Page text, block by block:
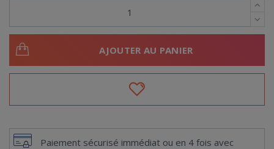
AJOUTER AU PANIER
Paiement sécurisé immédiat ou en 4 fois avec